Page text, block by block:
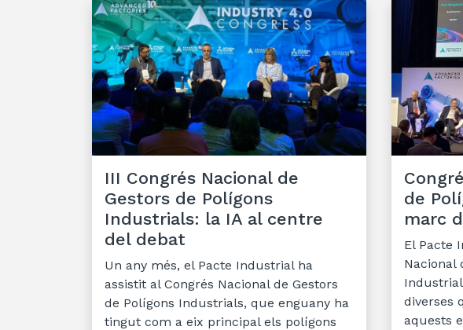
III Congrés Nacional de
Gestors de Polígons
Industrials: la IA al centre
del debat
Un any més, el Pacte Industrial ha
assistit al Congrés Nacional de Gestors
de Polígons Industrials, que enguany ha
tingut com a eix principal els polígons
de
marc
El Pacte
Nacional
diverses
aquests